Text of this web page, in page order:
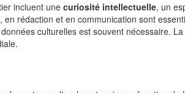
incluent une curiosité intellectuelle, un
rédaction et en communication sont
culturelles est souvent nécessaire.